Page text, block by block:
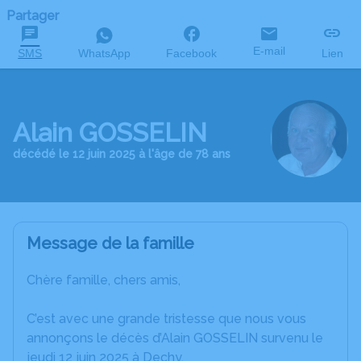
Partager
SMS WhatsApp Facebook E-mail Lien
Alain GOSSELIN
décédé le 12 juin 2025 à l'âge de 78 ans
Message de la famille
Chère famille, chers amis,
C’est avec une grande tristesse que nous vous
annonçons le décès d’Alain GOSSELIN survenu le
jeudi 12 juin 2025 à Dechy.